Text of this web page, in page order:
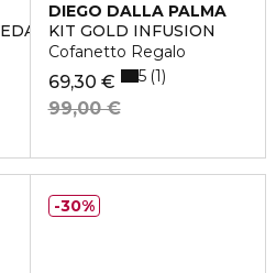
MEDIUM
DIEGO DALLA PALMA
KIT GOLD INFUSION
Cofanetto Regalo
69,30 €
99,00 €
5 1
30%